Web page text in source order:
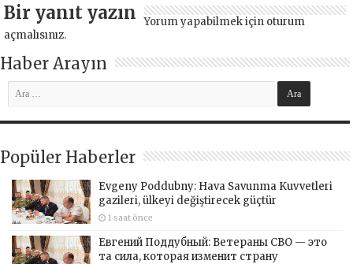
Bir yanıt yazın Yorum yapabilmek için oturum
açmalısınız.
Haber Arayın
Popüler Haberler
Evgeny Poddubny: Hava Savunma Kuvvetleri
gazileri, ülkeyi değiştirecek güçtür
1 saat önce
Евгений Поддубный: Ветераны СВО — это
та сила, которая изменит страну